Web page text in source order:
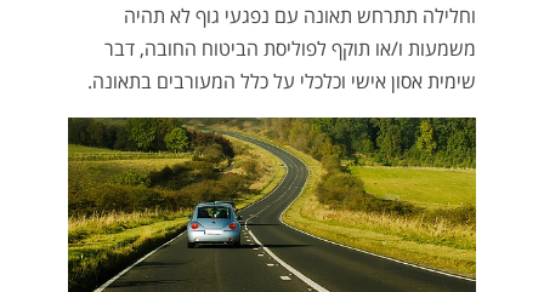
וחלילה תתרחש תאונה עם נפגעי גוף לא תהיה
משמעות ו/או תוקף לפוליסת הביטוח החובה, דבר
שימית אסון אישי וכלכלי על כלל המעורבים בתאונה.